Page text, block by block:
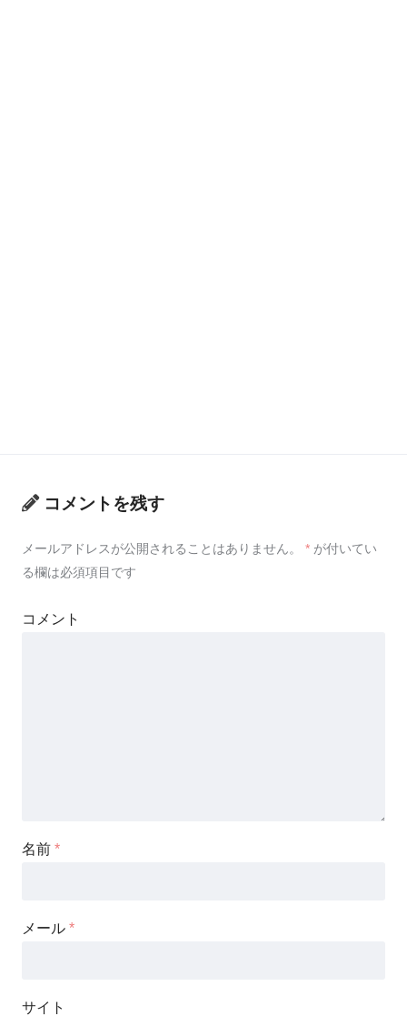
コメントを残す
メールアドレスが公開されることはありません。 * が付いてい
る欄は必須項目です
コメント
名前 *
メール *
サイト